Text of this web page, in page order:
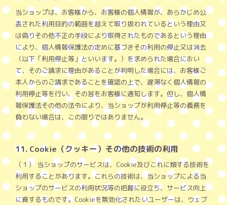
当ショップは、お客様から、お客様の個人情報が、あらかじめ公
表された利用目的の範囲を超えて取り扱われているという理由又
は偽りその他不正の手段により取得されたものであるという理由
により、個人情報保護法の定めに基づきその利用の停止又は消去
（以下「利用停止等」といいます。）を求められた場合におい
て、そのご請求に理由があることが判明した場合には、お客様ご
本人からのご請求であることを確認の上で、遅滞なく個人情報の
利用停止等を行い、その旨をお客様に通知します。但し、個人情
報保護法その他の法令により、当ショップが利用停止等の義務を
負わない場合は、この限りではありません。
11. Cookie（クッキー）その他の技術の利用
（１） 当ショップのサービスは、Cookie及びこれに類する技術を
利用することがあります。これらの技術は、当ショップによる当
ショップのサービスの利用状況等の把握に役立ち、サービス向上
に資するものです。Cookieを無効化されたいユーザーは、ウェブ